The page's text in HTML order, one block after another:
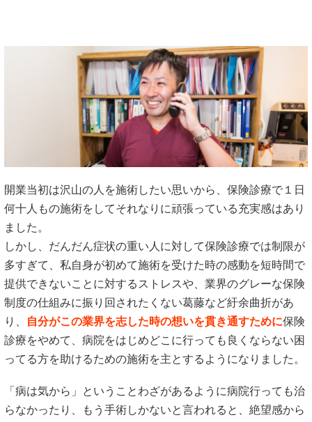
開業当初は沢山の人を施術したい思いから、保険診療で１日
何十人もの施術をしてそれなりに頑張っている充実感はあり
ました。
しかし、だんだん症状の重い人に対して保険診療では制限が
多すぎて、私自身が初めて施術を受けた時の感動を短時間で
提供できないことに対するストレスや、業界のグレーな保険
制度の仕組みに振り回されたくない葛藤など紆余曲折があ
り、
自分がこの業界を志した時の想いを貫き通すために保険
診療をやめて、病院をはじめどこに行っても良くならない困
ってる方を助けるための施術を主とするようになりました。
「病は気から」ということわざがあるように病院行っても治
らなかったり、もう手術しかないと言われると、絶望感から